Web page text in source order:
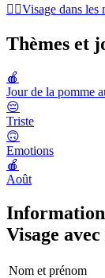
😶‍🌫️Visage dans les
Thèmes et
🍎
Jour de la pomme
😔
Triste
🙃
Emotions
🍎
Août
Information
Visage
Nom et prénom